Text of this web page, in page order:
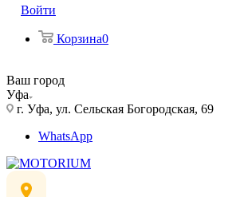
Войти
Корзина0
Ваш город
Уфа
г. Уфа, ул. Сельская Богородская, 69
WhatsApp